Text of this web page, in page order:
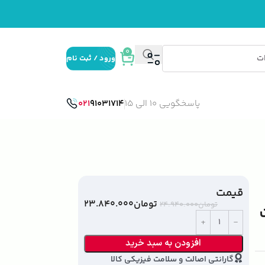
0
ورود / ثبت نام
پاسخگویی 10 الی 15 02191031714
قیمت
تومان۲۴.۹۴۰.۰۰۰ تومان۲۳.۸۴۰.۰۰۰
افزودن به سبد خرید
گارانتی اصالت و سلامت فیزیکی کالا